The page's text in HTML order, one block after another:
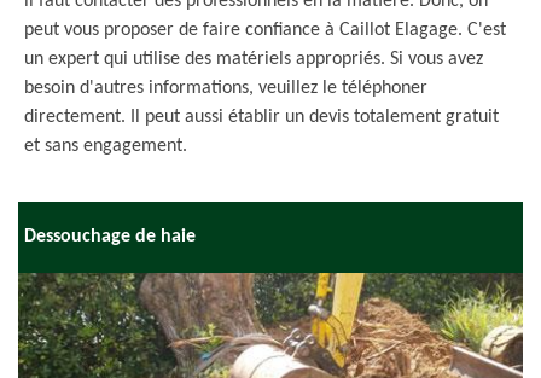
peut vous proposer de faire confiance à Caillot Elagage. C'est
un expert qui utilise des matériels appropriés. Si vous avez
besoin d'autres informations, veuillez le téléphoner
directement. Il peut aussi établir un devis totalement gratuit
et sans engagement.
Dessouchage de haie